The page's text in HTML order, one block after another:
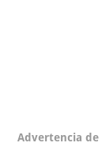
Advertencia de